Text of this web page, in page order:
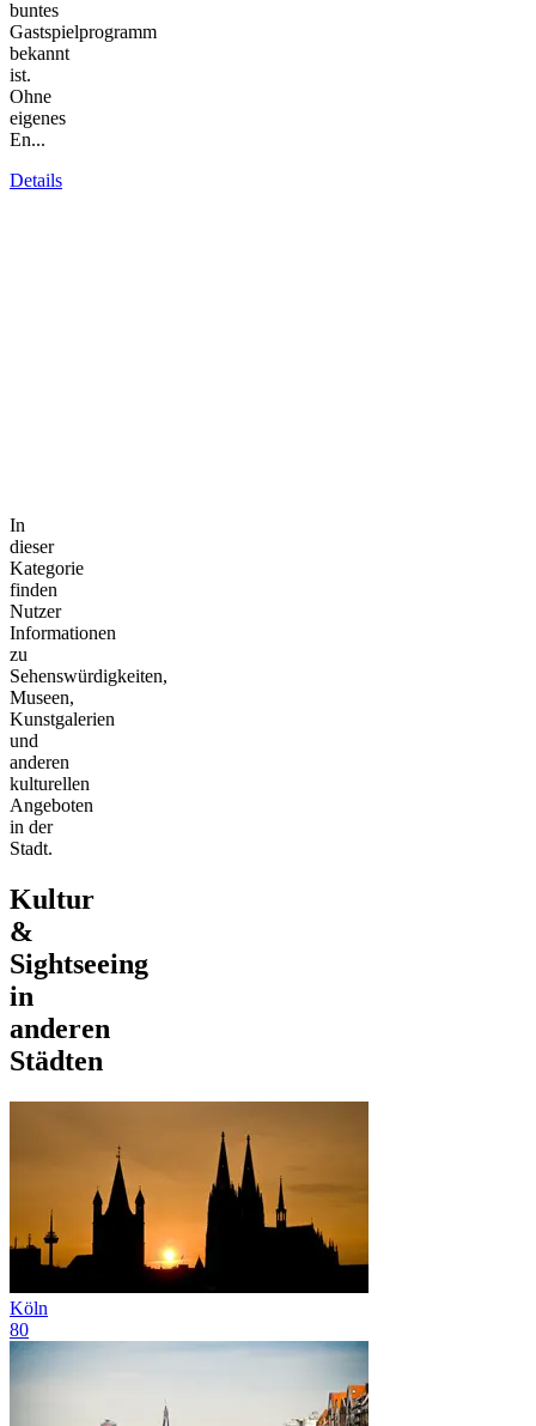
buntes
Gastspielprogramm
bekannt
ist.
Ohne
eigenes
En...
Details
In
dieser
Kategorie
finden
Nutzer
Informationen
zu
Sehenswürdigkeiten,
Museen,
Kunstgalerien
und
anderen
kulturellen
Angeboten
in der
Stadt.
Kultur
&
Sightseeing
in
anderen
Städten
Köln
80